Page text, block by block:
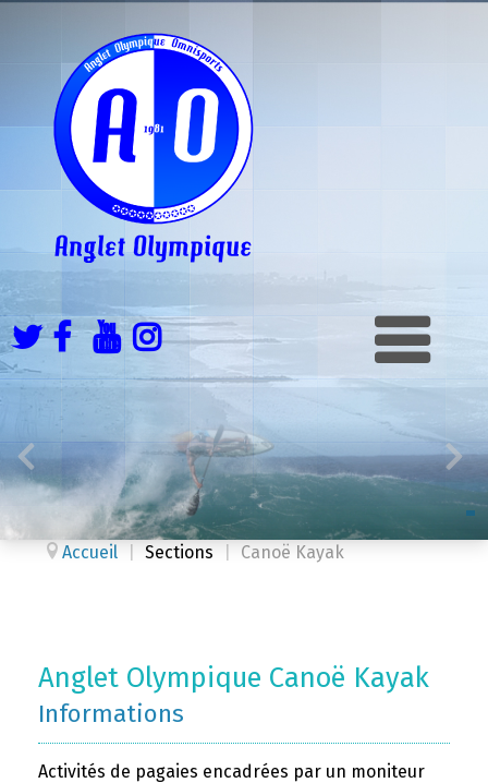
Accueil Sections Canoë Kayak
Anglet Olympique Canoë Kayak
Informations
Activités de pagaies encadrées par un moniteur